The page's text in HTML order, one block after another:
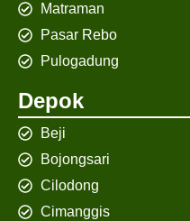
Matraman
Pasar Rebo
Pulogadung
Depok
Beji
Bojongsari
Cilodong
Cimanggis